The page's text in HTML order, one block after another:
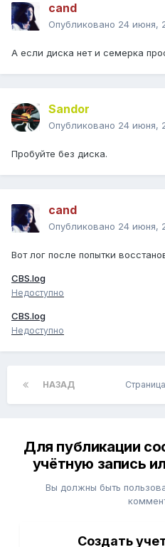
cand
Опубликовано 24 июня,
А если диска нет и семерка
Sandor
Опубликовано 24 июня,
Пробуйте без диска.
cand
Опубликовано 24 июня,
Вот лог после попытки
CBS.log
Недоступно
CBS.log
Недоступно
НАЗАД
Для публикации
учётную запись
Вы должны быть
Создать